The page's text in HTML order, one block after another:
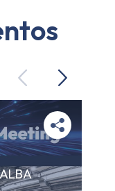
PreviousNext